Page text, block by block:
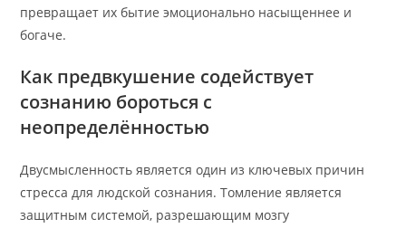
превращает их бытие эмоционально насыщеннее и
богаче.
Как предвкушение содействует
сознанию бороться с
неопределённостью
Двусмысленность является один из ключевых причин
стресса для людской сознания. Томление является
защитным системой, разрешающим мозгу